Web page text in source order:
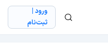
ورود |
ثبت‌نام